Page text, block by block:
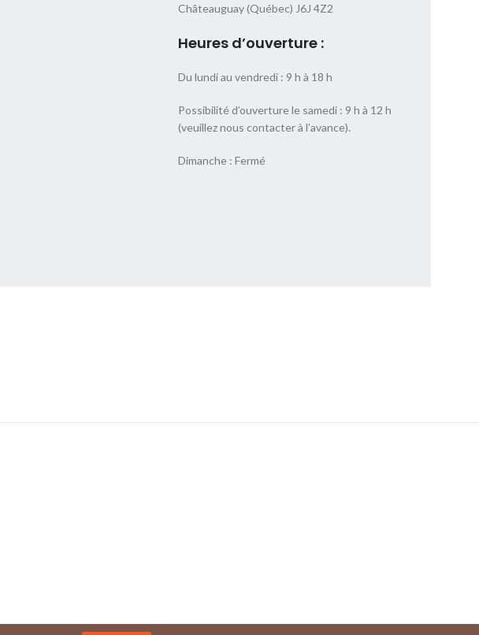
Châteauguay (Québec) J6J 4Z2
Heures d’ouverture :
Du lundi au vendredi : 9 h à 18 h
Possibilité d’ouverture le samedi : 9 h à 12 h
(veuillez nous contacter à l’avance).
Dimanche : Fermé